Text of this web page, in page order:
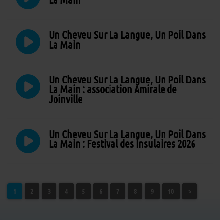
Un Cheveu Sur La Langue, Un Poil Dans
La Main
Un Cheveu Sur La Langue, Un Poil Dans
La Main : association Amirale de
Joinville
Un Cheveu Sur La Langue, Un Poil Dans
La Main : Festival des Insulaires 2026
1 2 3 4 5 6 7 8 9 10 >